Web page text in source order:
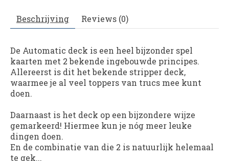
Beschrijving Reviews (0)
De Automatic deck is een heel bijzonder spel
kaarten met 2 bekende ingebouwde principes.
Allereerst is dit het bekende stripper deck,
waarmee je al veel toppers van trucs mee kunt
doen.
Daarnaast is het deck op een bijzondere wijze
gemarkeerd! Hiermee kun je nóg meer leuke
dingen doen.
En de combinatie van die 2 is natuurlijk helemaal
te gek...